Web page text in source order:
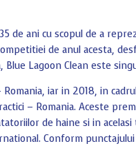
de ani cu scopul de a
de anul acesta,
Lagoon Clean este
iar in 2018, in
– Romania. Aceste
de haine si in
Conform